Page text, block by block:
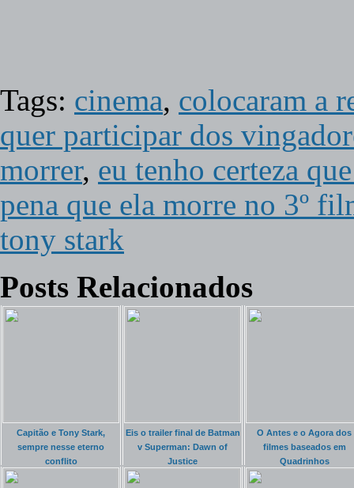
Tags: cinema, colocaram a
quer participar dos
morrer, eu tenho certeza
pena que ela morre no 3º
tony stark
Posts Relacionados
Capitão e Tony Stark,
sempre nesse eterno
conflito
Eis o trailer final de Batman
v Superman: Dawn of
Justice
O Antes e o Agora dos
filmes baseados em
Quadrinhos